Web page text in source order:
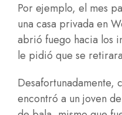
Por ejemplo, el mes
una casa privada en
abrió fuego hacia los
le pidió que se
Desafortunadamente,
encontró a un joven